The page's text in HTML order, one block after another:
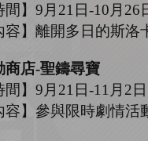
】 9 月 21 日-10 月 26
容】離開多日的斯
商店-聖鑄尋寶
】 9 月 21 日-11 月 2日
容】參與限時劇情